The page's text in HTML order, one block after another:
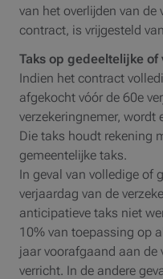
van het overlijden van de
contract, is vrijgesteld
Taks op gedeeltelijke
Indien het contract
afgekocht vóór de 60e
verzekeringnemer, wordt
Die taks houdt rekening
gemeentelijke taks.
In geval van volledige of
verjaardag van de
anticipatieve taks niet
10% van toepassing op
jaar voorafgaand aan de
verricht. In de andere